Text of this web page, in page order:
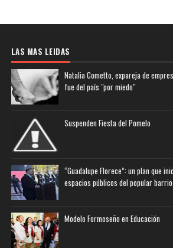
LAS MAS LEIDAS
Natalia Cometto, expareja de
fue del país "por miedo"
Suspenden Fiesta del Pomelo
“Guadalupe Florece”: un plan que
espacios públicos del popular barrio
Modelo Formoseño en Educación